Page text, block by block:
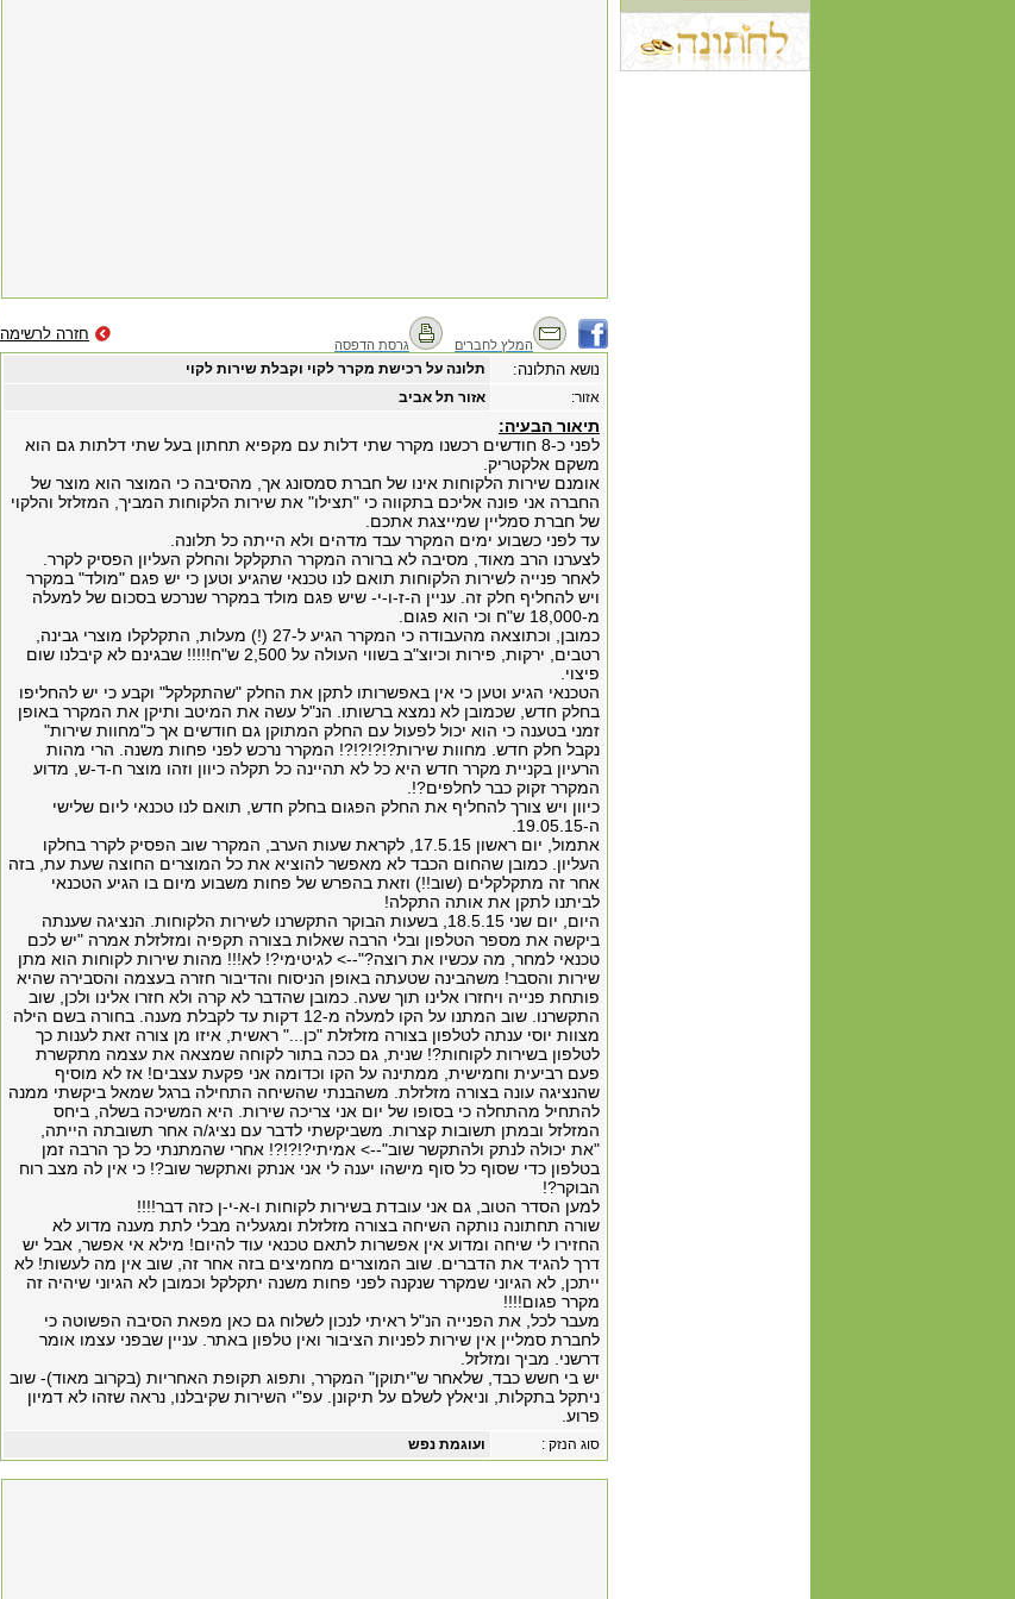
חזרה לרשימה
גרסת הדפסה המלץ לחברים
תלונה על רכישת מקרר לקוי וקבלת שירות לקוי נושא התלונה:
אזור תל אביב אזור:
תיאור הבעיה:
לפני כ-8 חודשים רכשנו מקרר שתי דלות עם מקפיא תחתון בעל שתי דלתות גם הוא
משקם אלקטריק.
אומנם שירות הלקוחות אינו של חברת סמסונג אך, מהסיבה כי המוצר הוא מוצר של
החברה אני פונה אליכם בתקווה כי "תצילו" את שירות הלקוחות המביך, המזלזל והלקוי
של חברת סמליין שמייצגת אתכם.
עד לפני כשבוע ימים המקרר עבד מדהים ולא הייתה כל תלונה.
לצערנו הרב מאוד, מסיבה לא ברורה המקרר התקלקל והחלק העליון הפסיק לקרר.
לאחר פנייה לשירות הלקוחות תואם לנו טכנאי שהגיע וטען כי יש פגם "מולד" במקרר
ויש להחליף חלק זה. עניין ה-ז-ו-י- שיש פגם מולד במקרר שנרכש בסכום של למעלה
מ-18,000 ש"ח וכי הוא פגום.
כמובן, וכתוצאה מהעבודה כי המקרר הגיע ל-27 (!) מעלות, התקלקלו מוצרי גבינה,
רטבים, ירקות, פירות וכיוצ"ב בשווי העולה על 2,500 ש"ח!!!!! שבגינם לא קיבלנו שום
פיצוי.
הטכנאי הגיע וטען כי אין באפשרותו לתקן את החלק "שהתקלקל" וקבע כי יש להחליפו
בחלק חדש, שכמובן לא נמצא ברשותו. הנ"ל עשה את המיטב ותיקן את המקרר באופן
זמני בטענה כי הוא יכול לפעול עם החלק המתוקן גם חודשים אך כ"מחוות שירות"
נקבל חלק חדש. מחוות שירות?!?!?!?! המקרר נרכש לפני פחות משנה. הרי מהות
הרעיון בקניית מקרר חדש היא כל לא תהיינה כל תקלה כיוון וזהו מוצר ח-ד-ש, מדוע
המקרר זקוק כבר לחלפים?!.
כיוון ויש צורך להחליף את החלק הפגום בחלק חדש, תואם לנו טכנאי ליום שלישי
ה-19.05.15.
אתמול, יום ראשון 17.5.15, לקראת שעות הערב, המקרר שוב הפסיק לקרר בחלקו
העליון. כמובן שהחום הכבד לא מאפשר להוציא את כל המוצרים החוצה שעת עת, בזה
אחר זה מתקלקלים (שוב!!) וזאת בהפרש של פחות משבוע מיום בו הגיע הטכנאי
לביתנו לתקן את אותה התקלה!
היום, יום שני 18.5.15, בשעות הבוקר התקשרנו לשירות הלקוחות. הנציגה שענתה
ביקשה את מספר הטלפון ובלי הרבה שאלות בצורה תקפיה ומזלזלת אמרה "יש לכם
טכנאי למחר, מה עכשיו את רוצה?"--> לגיטימי?! לא!!! מהות שירות לקוחות הוא מתן
שירות והסבר! משהבינה שטעתה באופן הניסוח והדיבור חזרה בעצמה והסבירה שהיא
פותחת פנייה ויחזרו אלינו תוך שעה. כמובן שהדבר לא קרה ולא חזרו אלינו ולכן, שוב
התקשרנו. שוב המתנו על הקו למעלה מ-12 דקות עד לקבלת מענה. בחורה בשם הילה
מצוות יוסי ענתה לטלפון בצורה מזלזלת "כן..." ראשית, איזו מן צורה זאת לענות כך
לטלפון בשירות לקוחות?! שנית, גם ככה בתור לקוחה שמצאה את עצמה מתקשרת
פעם רביעית וחמישית, ממתינה על הקו וכדומה אני פקעת עצבים! אז לא מוסיף
שהנציגה עונה בצורה מזלזלת. משהבנתי שהשיחה התחילה ברגל שמאל ביקשתי ממנה
להתחיל מהתחלה כי בסופו של יום אני צריכה שירות. היא המשיכה בשלה, ביחס
המזלזל ובמתן תשובות קצרות. משביקשתי לדבר עם נציג/ה אחר תשובתה הייתה,
"את יכולה לנתק ולהתקשר שוב"--> אמיתי?!?!?! אחרי שהמתנתי כל כך הרבה זמן
בטלפון כדי שסוף כל סוף מישהו יענה לי אני אנתק ואתקשר שוב?! כי אין לה מצב רוח
הבוקר?!
למען הסדר הטוב, גם אני עובדת בשירות לקוחות ו-א-י-ן כזה דבר!!!!
שורה תחתונה נותקה השיחה בצורה מזלזלת ומגעליה מבלי לתת מענה מדוע לא
החזירו לי שיחה ומדוע אין אפשרות לתאם טכנאי עוד להיום! מילא אי אפשר, אבל יש
דרך להגיד את הדברים. שוב המוצרים מחמיצים בזה אחר זה, שוב אין מה לעשות! לא
ייתכן, לא הגיוני שמקרר שנקנה לפני פחות משנה יתקלקל וכמובן לא הגיוני שיהיה זה
מקרר פגום!!!!
מעבר לכל, את הפנייה הנ"ל ראיתי לנכון לשלוח גם כאן מפאת הסיבה הפשוטה כי
לחברת סמליין אין שירות לפניות הציבור ואין טלפון באתר. עניין שבפני עצמו אומר
דרשני. מביך ומזלזל.
יש בי חשש כבד, שלאחר ש"יתוקן" המקרר, ותפוג תקופת האחריות (בקרוב מאוד)- שוב
ניתקל בתקלות, וניאלץ לשלם על תיקונן. עפ"י השירות שקיבלנו, נראה שזהו לא דמיון
פרוע.
ועוגמת נפש סוג הנזק :